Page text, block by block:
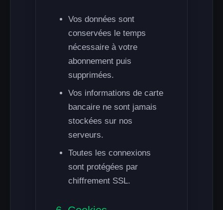
Vos données sont
conservées le temps
nécessaire à votre
abonnement puis
supprimées.
Vos informations de carte
bancaire ne sont jamais
stockées sur nos
serveurs.
Toutes les connexions
sont protégées par
chiffrement SSL.